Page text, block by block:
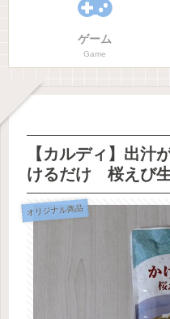
ゲーム
Game
【カルディ】出汁
けるだけ 桜えび生
オリジナル商品